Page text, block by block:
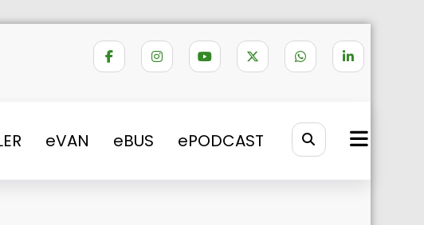
eVAN eBUS ePODCAST